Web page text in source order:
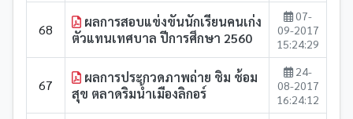
68
ผลการสอบแข่งขันนักเรียนคนเก่ง
ตัวแทนเทศบาล ปีการศึกษา 2560
07-
09-2017
15:24:29
67
ผลการประกวดภาพถ่าย ชิม ช้อม
สุข ตลาดริมน้ำเมืองลิกอร์
24-
08-2017
16:24:12